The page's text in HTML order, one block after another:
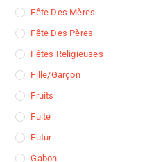
Fête Des Mères
Fête Des Pères
Fêtes Religieuses
Fille/garçon
Fruits
Fuite
Futur
Gabon